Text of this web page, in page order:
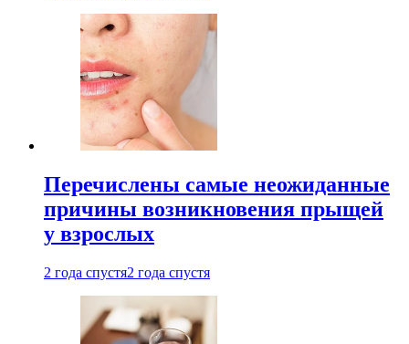
Перечислены самые неожиданные
причины возникновения прыщей
у взрослых
2 года спустя2 года спустя